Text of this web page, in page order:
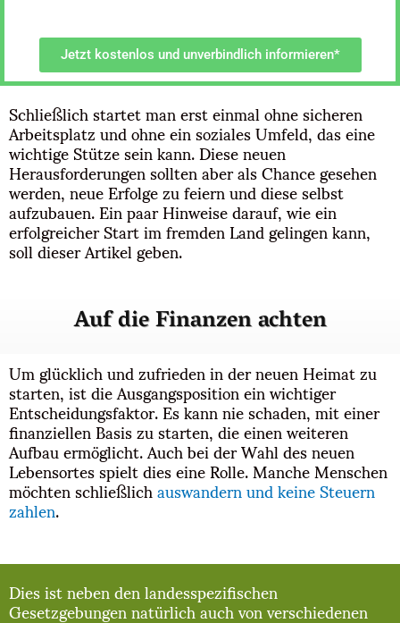
Jetzt kostenlos und unverbindlich informieren*
Schließlich startet man erst einmal ohne sicheren
Arbeitsplatz und ohne ein soziales Umfeld, das eine
wichtige Stütze sein kann. Diese neuen
Herausforderungen sollten aber als Chance gesehen
werden, neue Erfolge zu feiern und diese selbst
aufzubauen. Ein paar Hinweise darauf, wie ein
erfolgreicher Start im fremden Land gelingen kann,
soll dieser Artikel geben.
Auf die Finanzen achten
Um glücklich und zufrieden in der neuen Heimat zu
starten, ist die Ausgangsposition ein wichtiger
Entscheidungsfaktor. Es kann nie schaden, mit einer
finanziellen Basis zu starten, die einen weiteren
Aufbau ermöglicht. Auch bei der Wahl des neuen
Lebensortes spielt dies eine Rolle. Manche Menschen
möchten schließlichauswandern und keine Steuern
zahlen.
Dies ist neben den landesspezifischen
Gesetzgebungen natürlich auch von verschiedenen